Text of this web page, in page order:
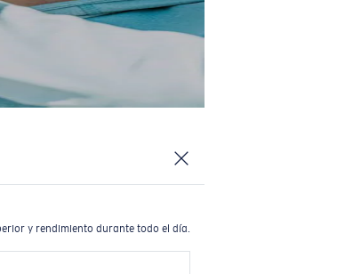
y rendimiento durante todo el día.